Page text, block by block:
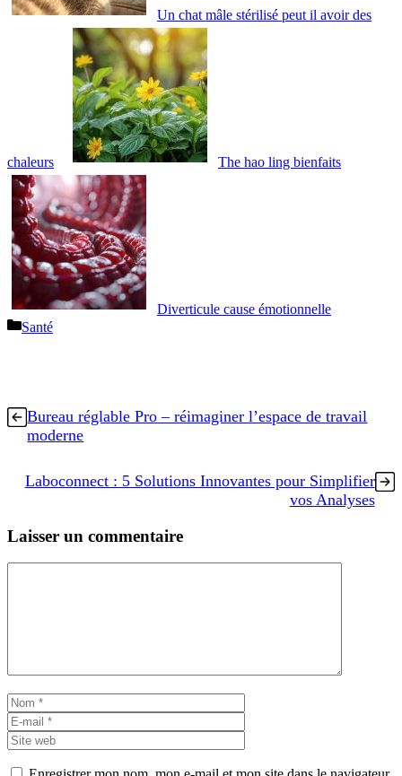
Un chat mâle stérilisé peut il avoir des
chaleurs The hao ling bienfaits
Diverticule cause émotionnelle
Catégories
Santé
Bureau réglable Pro – réimaginer l’espace de travail
moderne
Laboconnect : 5 Solutions Innovantes pour Simplifier
vos Analyses
Laisser un commentaire
Nom
mail
web